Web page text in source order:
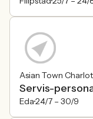
Asian Town
Servis-
Eda24/7 – 30/9